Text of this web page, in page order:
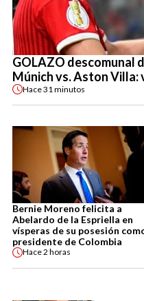
GOLAZO descomunal
Múnich vs. Aston Villa:
Hace31 minutos
Bernie Moreno felicita a
Abelardo de la Espriella en
vísperas de su posesión
presidente de Colombia
Hace2 horas